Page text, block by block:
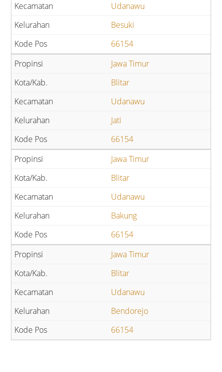
Udanawu
Besuki
66154
Jawa Timur
Blitar
Udanawu
Jati
66154
Jawa Timur
Blitar
Udanawu
Bakung
66154
Jawa Timur
Blitar
Udanawu
Bendorejo
66154